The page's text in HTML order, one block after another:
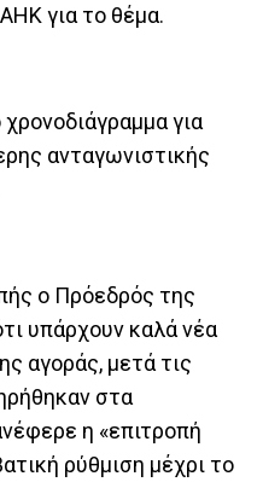
για το θέμα.
για
ανταγωνιστικής
ο Πρόεδρός της
υπάρχουν καλά νέα
αγοράς, μετά τις
στα
η «επιτροπή
ρύθμιση μέχρι το